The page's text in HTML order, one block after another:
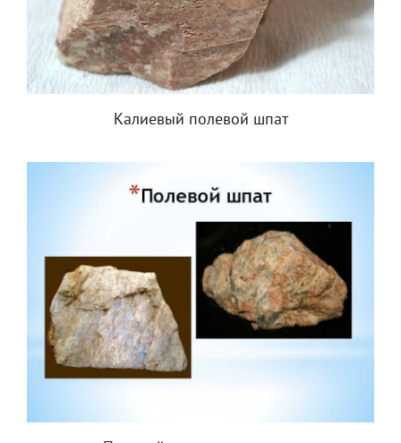
Калиевый полевой шпат